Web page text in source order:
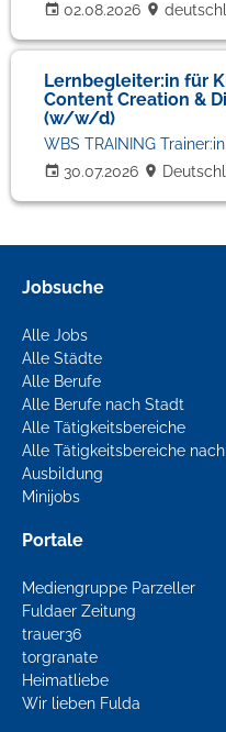
02.08.2026
Lernbegleiter:in für
Content Creation &
(w/w/d)
30.07.2026
WBS TRAINING
Jobsuche
Alle Jobs
Alle Städte
Alle Berufe
Alle Berufe nach Stadt
Alle Tätigkeitsbereiche
Alle Tätigkeitsbereiche
Ausbildung
Minijobs
Portale
Mediengruppe Parzeller
Fuldaer Zeitung
trauer36
torgranate
Heimatliebe
Wir lieben Fulda